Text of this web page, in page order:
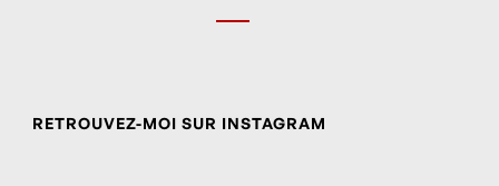
RETROUVEZ-MOI SUR INSTAGRAM